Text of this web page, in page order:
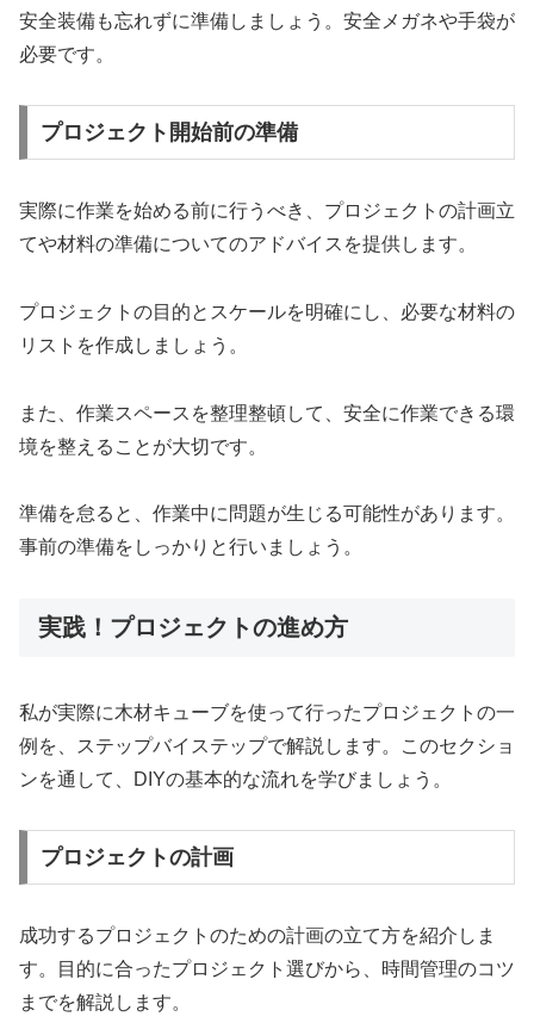
安全装備も忘れずに準備しましょう。安全メガネや手袋が
必要です。
プロジェクト開始前の準備
実際に作業を始める前に行うべき、プロジェクトの計画立
てや材料の準備についてのアドバイスを提供します。
プロジェクトの目的とスケールを明確にし、必要な材料の
リストを作成しましょう。
また、作業スペースを整理整頓して、安全に作業できる環
境を整えることが大切です。
準備を怠ると、作業中に問題が生じる可能性があります。
事前の準備をしっかりと行いましょう。
実践！プロジェクトの進め方
私が実際に木材キューブを使って行ったプロジェクトの一
例を、ステップバイステップで解説します。このセクショ
ンを通して、DIYの基本的な流れを学びましょう。
プロジェクトの計画
成功するプロジェクトのための計画の立て方を紹介しま
す。目的に合ったプロジェクト選びから、時間管理のコツ
までを解説します。